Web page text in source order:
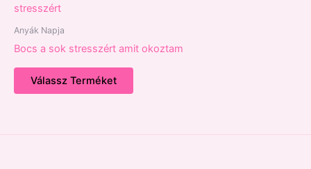
Anyák Napja
Bocs a sok stresszért amit okoztam
Válassz Terméket